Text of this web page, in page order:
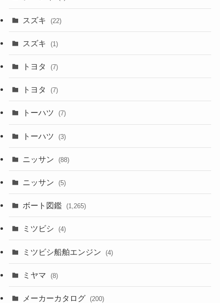
スズキ (22)
スズキ (1)
トヨタ (7)
トヨタ (7)
トーハツ (7)
トーハツ (3)
ニッサン (88)
ニッサン (5)
ボート図鑑 (1,265)
ミツビシ (4)
ミツビシ船舶エンジン (4)
ミヤマ (8)
メーカーカタログ (200)